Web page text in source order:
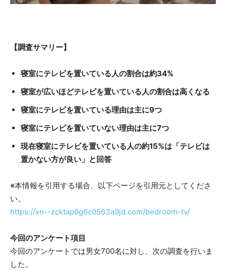
【調査サマリー】
寝室にテレビを置いている人の割合は約34%
寝室が広いほどテレビを置いている人の割合は高くなる
寝室にテレビを置いている理由は主に9つ
寝室にテレビを置いていない理由は主に7つ
現在寝室にテレビを置いている人の約15%は「テレビは
置かない方が良い」と回答
※本情報を引用する場合、以下ページを引用元としてくださ
い。
https://xn--zcktap0g6c0563a9jd.com/bedroom-tv/
今回のアンケート項目
今回のアンケートでは男女700名に対し、次の調査を行いま
した。